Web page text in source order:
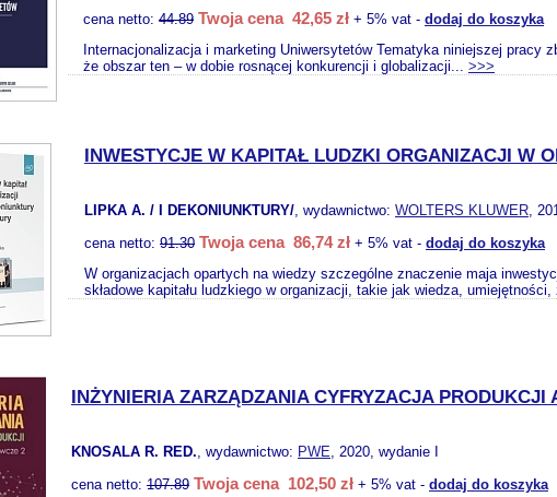
cena netto: 44.89 Twoja cena 42,65 zł + 5% vat - dodaj do koszyka
Internacjonalizacja i marketing Uniwersytetów Tematyka niniejszej pracy
że obszar ten – w dobie rosnącej konkurencji i globalizacji... >>>
INWESTYCJE W KAPITAŁ LUDZKI ORGANIZACJI W
LIPKA A. / I DEKONIUNKTURY/, wydawnictwo: WOLTERS KLUWER,
cena netto: 91.30 Twoja cena 86,74 zł + 5% vat - dodaj do koszyka
W organizacjach opartych na wiedzy szczególne znaczenie maja
składowe kapitału ludzkiego w organizacji, takie jak wiedza, umiejętności,
INŻYNIERIA ZARZĄDZANIA CYFRYZACJA
KNOSALA R. RED., wydawnictwo: PWE, 2020, wydanie I
cena netto: 107.89 Twoja cena 102,50 zł + 5% vat - dodaj do koszyka